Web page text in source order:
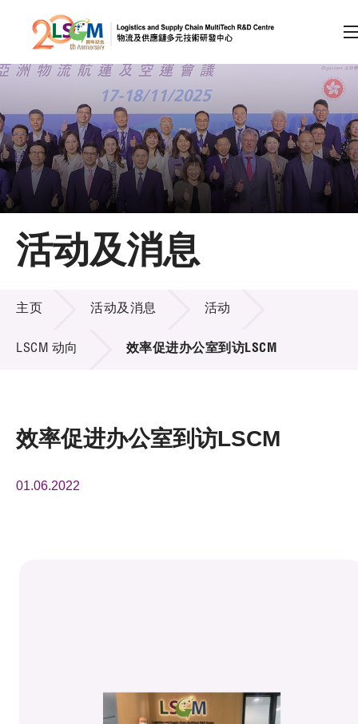
跳到内容（按回车键）
会员登录
A A EN 繁 简
主页
关于LSCM
技术商品化
项目及资助计划
活动及消息
活动及消息
活动及消息
主页 活动及消息 活动
LSCM 动向 效率促进办公室到访LSCM
效率促进办公室到访LSCM
01.06.2022